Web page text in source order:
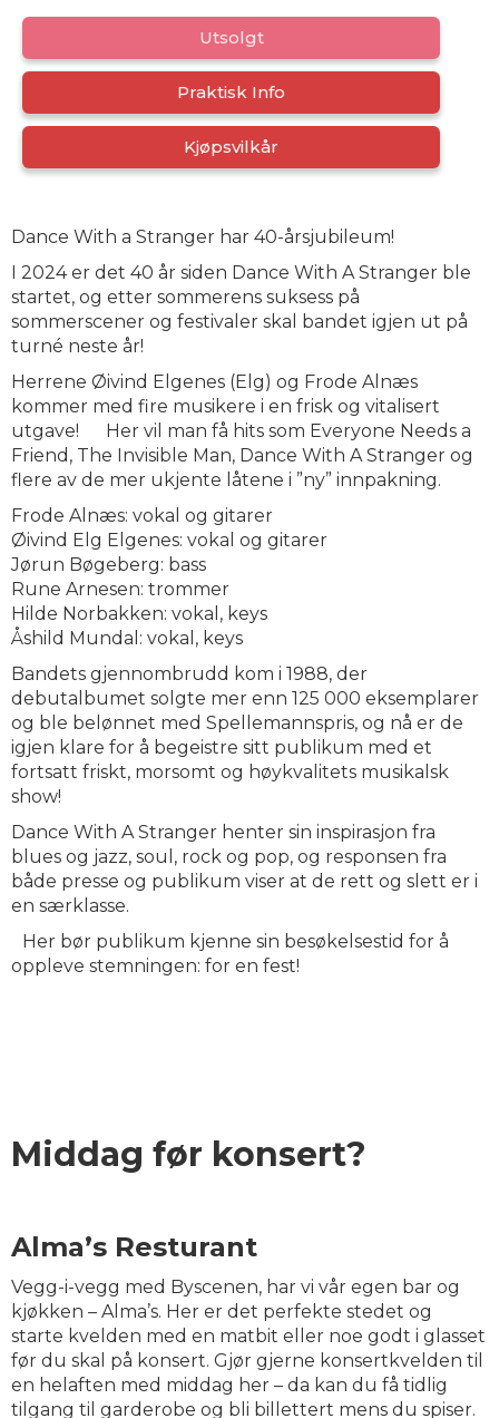
Utsolgt
Praktisk Info
Kjøpsvilkår
Dance With a Stranger har 40-årsjubileum!
I 2024 er det 40 år siden Dance With A Stranger ble
startet, og etter sommerens suksess på
sommerscener og festivaler skal bandet igjen ut på
turné neste år!
Herrene Øivind Elgenes (Elg) og Frode Alnæs
kommer med fire musikere i en frisk og vitalisert
utgave! Her vil man få hits som Everyone Needs a
Friend, The Invisible Man, Dance With A Stranger og
flere av de mer ukjente låtene i ”ny” innpakning.
Frode Alnæs: vokal og gitarer
Øivind Elg Elgenes: vokal og gitarer
Jørun Bøgeberg: bass
Rune Arnesen: trommer
Hilde Norbakken: vokal, keys
Åshild Mundal: vokal, keys
Bandets gjennombrudd kom i 1988, der
debutalbumet solgte mer enn 125 000 eksemplarer
og ble belønnet med Spellemannspris, og nå er de
igjen klare for å begeistre sitt publikum med et
fortsatt friskt, morsomt og høykvalitets musikalsk
show!
Dance With A Stranger henter sin inspirasjon fra
blues og jazz, soul, rock og pop, og responsen fra
både presse og publikum viser at de rett og slett er i
en særklasse.
Her bør publikum kjenne sin besøkelsestid for å
oppleve stemningen: for en fest!
Middag før konsert?
Alma’s Resturant
Vegg-i-vegg med Byscenen, har vi vår egen bar og
kjøkken – Alma’s. Her er det perfekte stedet og
starte kvelden med en matbit eller noe godt i glasset
før du skal på konsert. Gjør gjerne konsertkvelden til
en helaften med middag her – da kan du få tidlig
tilgang til garderobe og bli billettert mens du spiser.